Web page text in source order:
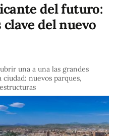
del futuro:
del nuevo
una a una las grandes
nuevos parques,